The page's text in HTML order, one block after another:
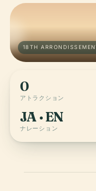
18TH
0
アトラクション
JA · EN
ナレーション